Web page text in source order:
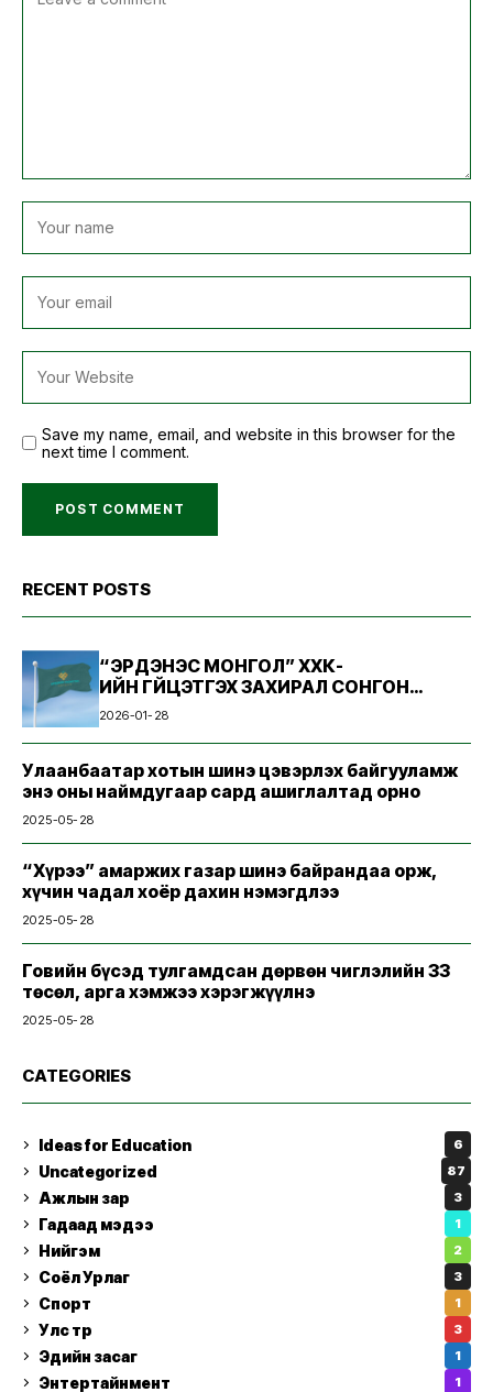
Save my name, email, and website in this browser for the
next time I comment.
RECENT POSTS
“ЭРДЭНЭС МОНГОЛ” ХХК-
ИЙН ГҮЙЦЭТГЭХ ЗАХИРАЛ СОНГОН
ШАЛГАРУУЛАХ ЗАР
2026-01-28
Улаанбаатар хотын шинэ цэвэрлэх байгууламж
энэ оны наймдугаар сард ашиглалтад орно
2025-05-28
“Хүрээ” амаржих газар шинэ байрандаа орж,
хүчин чадал хоёр дахин нэмэгдлээ
2025-05-28
Говийн бүсэд тулгамдсан дөрвөн чиглэлийн 33
төсөл, арга хэмжээ хэрэгжүүлнэ
2025-05-28
CATEGORIES
Ideas for Education 6
Uncategorized 87
Ажлын зар 3
Гадаад мэдээ 1
Нийгэм 2
Соёл Урлаг 3
Спорт 1
Улс төр 3
Эдийн засаг 1
Энтертайнмент 1